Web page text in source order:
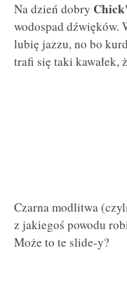
Na dzień dobry
wodospad dźwięków.
lubię jazzu, no bo
trafi się taki kawałek,
Czarna modlitwa
z jakiegoś powodu
Może to te slide-y?